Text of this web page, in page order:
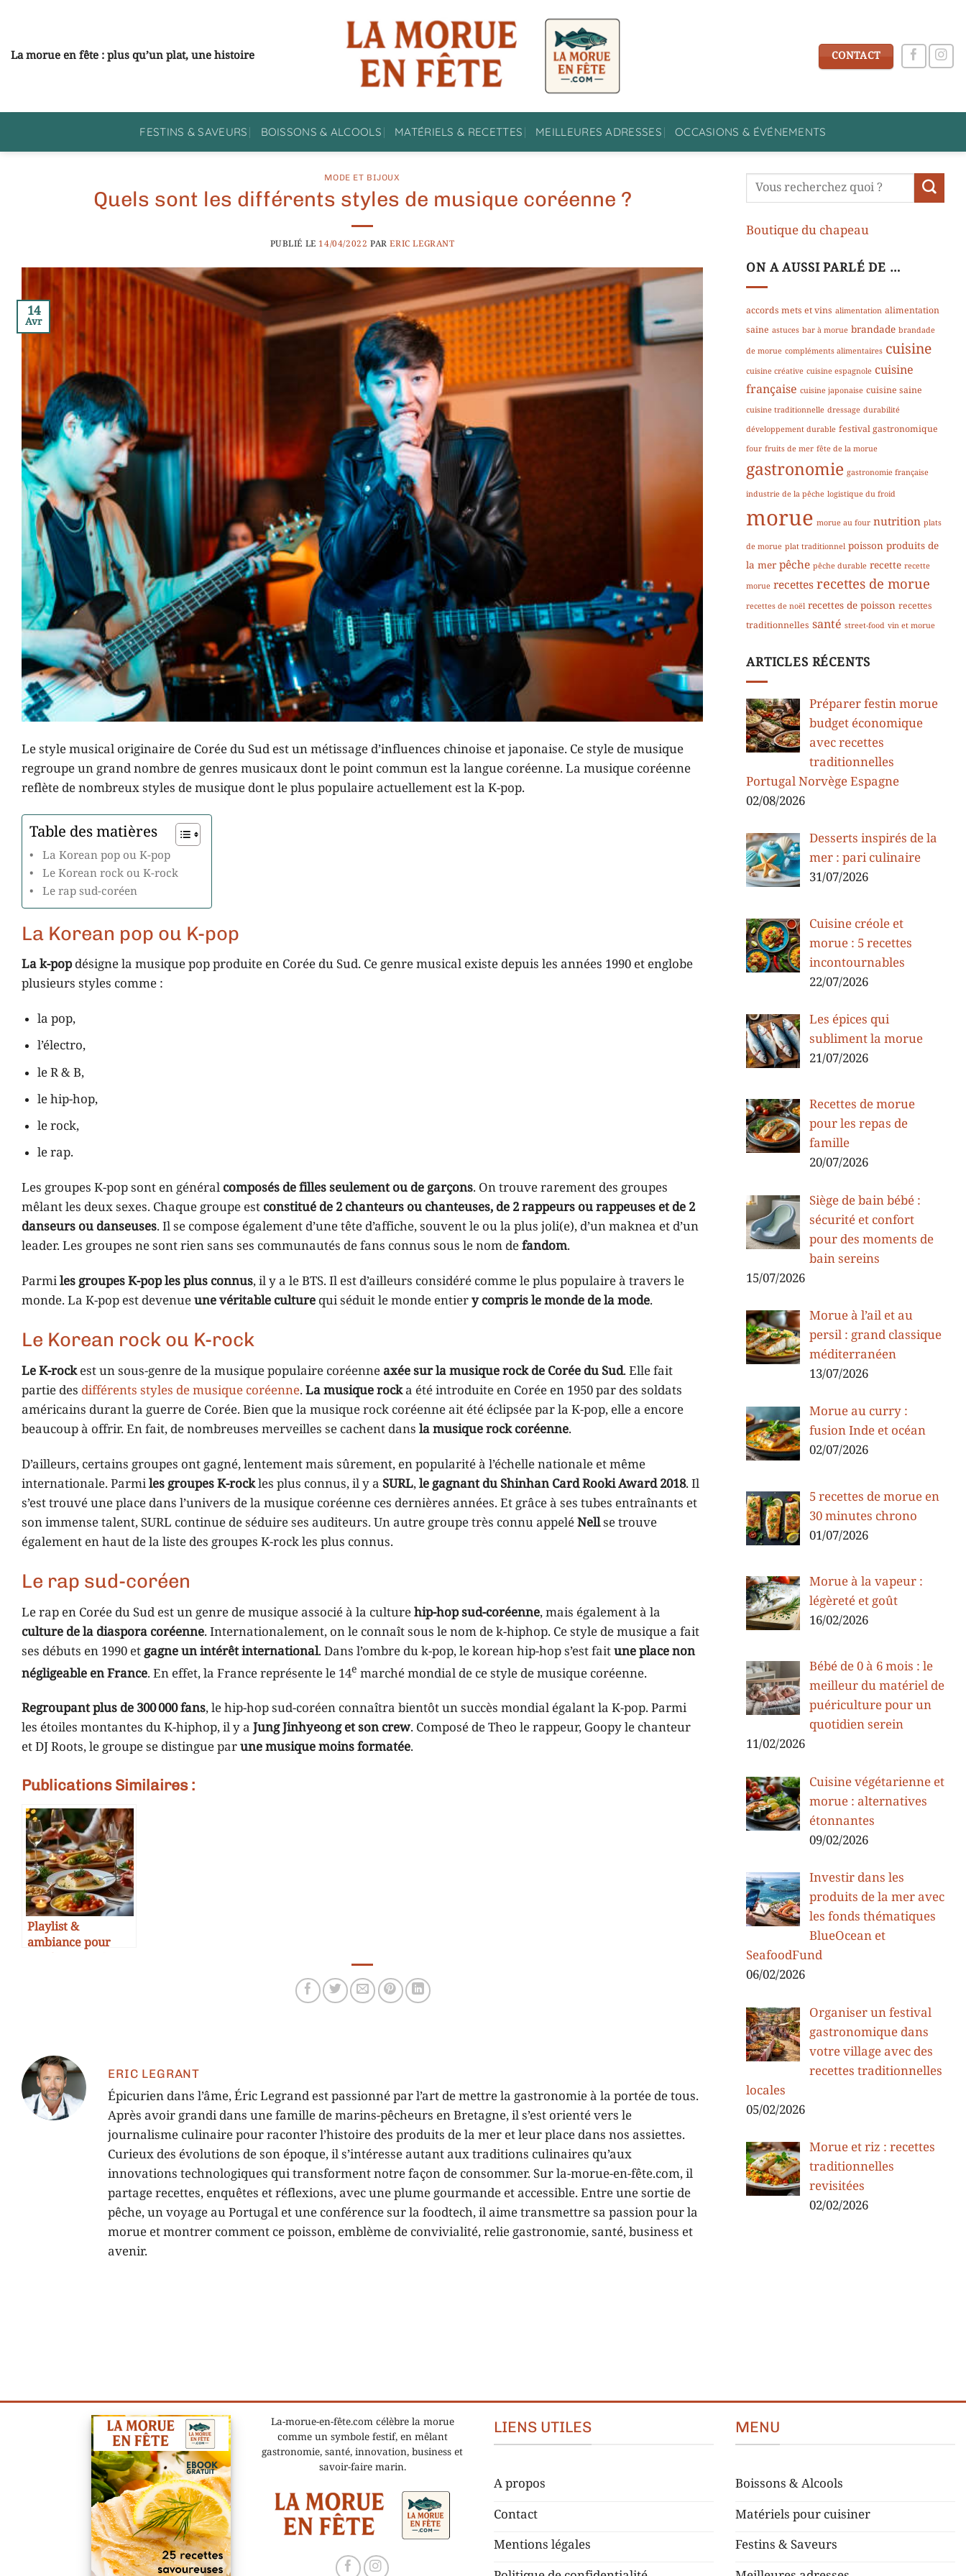
contenu
La morue en fête : plus qu’un plat, une histoire CONTACT
FESTINS & SAVEURS BOISSONS & ALCOOLS MATÉRIELS & RECETTES MEILLEURES ADRESSES OCCASIONS & ÉVÉNEMENTS
MODE ET BIJOUX
Quels sont les différents styles de musique coréenne ?
PUBLIÉ LE 14/04/2022 PARERIC LEGRANT
14
Avr
Le style musical originaire de Corée du Sud est un métissage d’influences chinoise et japonaise. Ce style de musique
regroupe un grand nombre de genres musicaux dont le point commun est la langue coréenne. La musique coréenne
reflète de nombreux styles de musique dont le plus populaire actuellement est la K-pop.
Table des matières
La Korean pop ou K-pop
Le Korean rock ou K-rock
Le rap sud-coréen
La Korean pop ou K-pop
La k-popdésigne la musique pop produite en Corée du Sud. Ce genre musical existe depuis les années 1990 et englobe
plusieurs styles comme :
la pop,
l’électro,
le R & B,
le hip-hop,
le rock,
le rap.
Les groupes K-pop sont en général composés de filles seulement ou de garçons. On trouve rarement des groupes
mêlant les deux sexes. Chaque groupe est constitué de 2 chanteurs ou chanteuses, de 2 rappeurs ou rappeuses et de 2
danseurs ou danseuses. Il se compose également d’une tête d’affiche, souvent le ou la plus joli(e), d’un maknea et d’un
leader. Les groupes ne sont rien sans ses communautés de fans connus sous le nom defandom.
Parmiles groupes K-pop les plus connus, il y a le BTS. Il est d’ailleurs considéré comme le plus populaire à travers le
monde. La K-pop est devenueune véritable culture qui séduit le monde entiery compris le monde de la mode.
Le Korean rock ou K-rock
Le K-rockest un sous-genre de la musique populaire coréenne axée sur la musique rock de Corée du Sud. Elle fait
partie des différents styles de musique coréenne. La musique rocka été introduite en Corée en 1950 par des soldats
américains durant la guerre de Corée. Bien que la musique rock coréenne ait été éclipsée par la K-pop, elle a encore
beaucoup à offrir. En fait, de nombreuses merveilles se cachent dans la musique rock coréenne.
D’ailleurs, certains groupes ont gagné, lentement mais sûrement, en popularité à l’échelle nationale et même
internationale. Parmiles groupes K-rockles plus connus, il y a SURL,le gagnant du Shinhan Card Rooki Award 2018. Il
s’est trouvé une place dans l’univers de la musique coréenne ces dernières années. Et grâce à ses tubes entraînants et
son immense talent, SURL continue de séduire ses auditeurs. Un autre groupe très connu appeléNellse trouve
également en haut de la liste des groupes K-rock les plus connus.
Le rap sud-coréen
Le rap en Corée du Sud est un genre de musique associé à la culturehip-hop sud-coréenne, mais également à la
culture de la diaspora coréenne. Internationalement, on le connaît sous le nom de k-hiphop. Ce style de musique a fait
ses débuts en 1990 etgagne un intérêt international. Dans l’ombre du k-pop, le korean hip-hop s’est faitune place non
négligeable en France. En effet, la France représente le 14e marché mondial de ce style de musique coréenne.
Regroupant plus de 300 000 fans, le hip-hop sud-coréen connaîtra bientôt un succès mondial égalant la K-pop. Parmi
les étoiles montantes du K-hiphop, il y a Jung Jinhyeong et son crew. Composé de Theo le rappeur, Goopy le chanteur
et DJ Roots, le groupe se distingue parune musique moins formatée.
Publications Similaires :
Playlist &
ambiance pour
ERIC LEGRANT
Épicurien dans l’âme, Éric Legrand est passionné par l’art de mettre la gastronomie à la portée de tous.
Après avoir grandi dans une famille de marins-pêcheurs en Bretagne, il s’est orienté vers le
journalisme culinaire pour raconter l’histoire des produits de la mer et leur place dans nos assiettes.
Curieux des évolutions de son époque, il s’intéresse autant aux traditions culinaires qu’aux
innovations technologiques qui transforment notre façon de consommer. Sur la-morue-en-fête.com, il
partage recettes, enquêtes et réflexions, avec une plume gourmande et accessible. Entre une sortie de
pêche, un voyage au Portugal et une conférence sur la foodtech, il aime transmettre sa passion pour la
morue et montrer comment ce poisson, emblème de convivialité, relie gastronomie, santé, business et
avenir.
Boutique du chapeau
ON A AUSSI PARLÉ DE …
accords mets et vins alimentation alimentation
saine astuces bar à morue brandade brandade
de morue compléments alimentaires cuisine
cuisine créative cuisine espagnole cuisine
française cuisine japonaise cuisine saine
cuisine traditionnelle dressage durabilité
développement durable festival gastronomique
four fruits de mer fête de la morue
gastronomie gastronomie française
industrie de la pêche logistique du froid
morue morue au four nutrition plats
de morue plat traditionnel poisson produits de
la mer pêche pêche durable recette recette
morue recettes recettes de morue
recettes de noël recettes de poisson recettes
traditionnelles santé street-food vin et morue
ARTICLES RÉCENTS
Préparer festin morue
budget économique
avec recettes
traditionnelles
Portugal Norvège Espagne
02/08/2026
Desserts inspirés de la
mer : pari culinaire
31/07/2026
Cuisine créole et
morue : 5 recettes
incontournables
22/07/2026
Les épices qui
subliment la morue
21/07/2026
Recettes de morue
pour les repas de
famille
20/07/2026
Siège de bain bébé :
sécurité et confort
pour des moments de
bain sereins
15/07/2026
Morue à l’ail et au
persil : grand classique
méditerranéen
13/07/2026
Morue au curry :
fusion Inde et océan
02/07/2026
5 recettes de morue en
30 minutes chrono
01/07/2026
Morue à la vapeur :
légèreté et goût
16/02/2026
Bébé de 0 à 6 mois : le
meilleur du matériel de
puériculture pour un
quotidien serein
11/02/2026
Cuisine végétarienne et
morue : alternatives
étonnantes
09/02/2026
Investir dans les
produits de la mer avec
les fonds thématiques
BlueOcean et
SeafoodFund
06/02/2026
Organiser un festival
gastronomique dans
votre village avec des
recettes traditionnelles
locales
05/02/2026
Morue et riz : recettes
traditionnelles
revisitées
02/02/2026
La-morue-en-fête.com célèbre la morue
comme un symbole festif, en mêlant
gastronomie, santé, innovation, business et
savoir-faire marin.
LIENS UTILES
A propos
Contact
Mentions légales
MENU
Boissons & Alcools
Matériels pour cuisiner
Festins & Saveurs